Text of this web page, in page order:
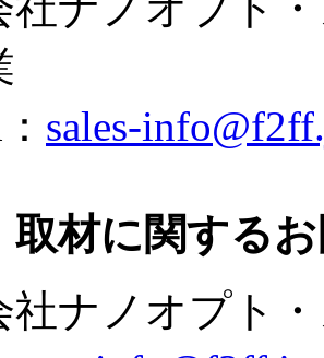
sales-
取材に関する
社ナノオプト